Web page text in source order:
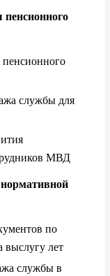
пенсионного
пенсионного
службы для
МВД
по
выслугу лет
службы в